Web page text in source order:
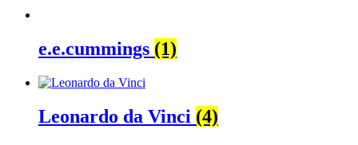
e.e.cummings (1)
Leonardo da Vinci (4)